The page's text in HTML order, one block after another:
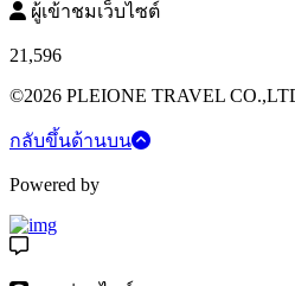
ผู้เข้าชมเว็บไซต์
21,596
©2026 PLEIONE TRAVEL
กลับขึ้นด้านบน
Powered by